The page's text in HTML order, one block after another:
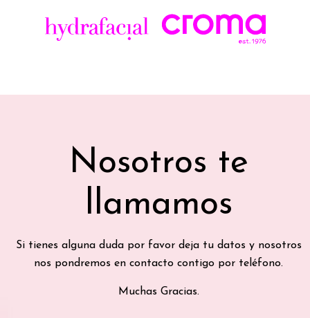
Nosotros te
llamamos
Si tienes alguna duda por favor deja tu datos y nosotros
nos pondremos en contacto contigo por teléfono.
Muchas Gracias.